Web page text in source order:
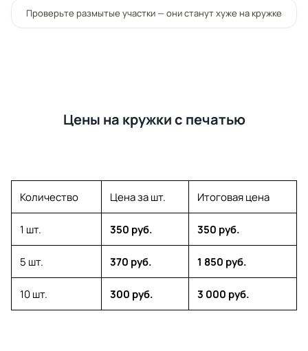
Проверьте размытые участки — они станут хуже на кружке
Цены на кружки с печатью
Количество Цена за шт. Итоговая цена
1 шт. 350 руб. 350 руб.
5 шт. 370 руб. 1 850 руб.
10 шт. 300 руб. 3 000 руб.